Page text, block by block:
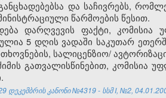
და საჩივრებს,
წარმოების წესით.
დარღვევის ფაქტი, კომისია
5 დღის ვადაში საკუთარ
სალიცენზიო/
გათვალისწინებით, კომისია
დეკემბრის კანონი №4319 - სსმ I, №2,